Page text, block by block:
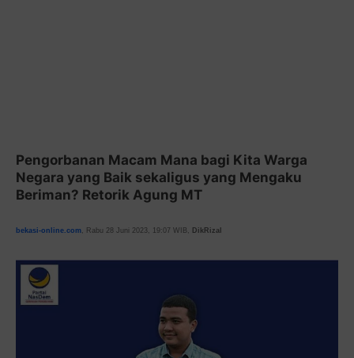
Pengorbanan Macam Mana bagi Kita Warga
Negara yang Baik sekaligus yang Mengaku
Beriman? Retorik Agung MT
bekasi-online.com , Rabu 28 Juni 2023, 19:07 WIB, DikRizal